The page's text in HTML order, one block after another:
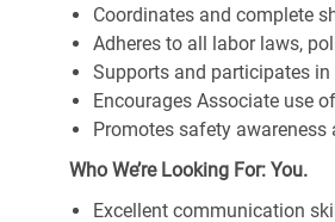
Coordinates and complete
Adheres to all labor laws,
Supports and participates
Encourages Associate use
Promotes safety
Who We’re Looking For: You.
Excellent communication